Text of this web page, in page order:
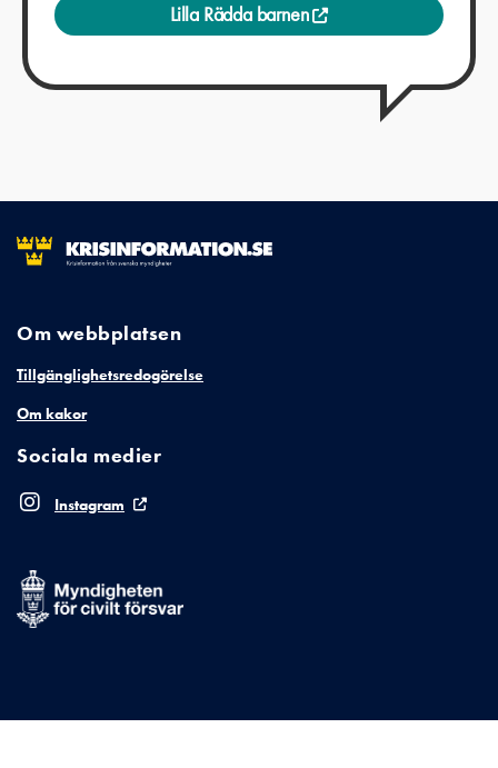
Lilla Rädda barnen
Om webbplatsen
Tillgänglighetsredogörelse
Om kakor
Sociala medier
Instagram